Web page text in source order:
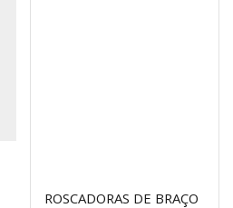
ROSCADORAS DE BRAÇO